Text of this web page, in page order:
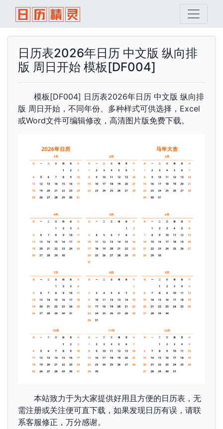
日历表2026年日历 中文版 纵向排
版 周日开始 模板[DF004]
模板[DF004] 日历表2026年日历 中文版 纵向排
版 周日开始，不同年份、多种样式可供选择，Excel
或Word文件可编辑修改，高清图片版免费下载。
本站致力于为大家提供好用且方便的日历表，无
需注册或关注便可直下载，如果发现日历有误，请联
系客服修正，万分感谢。